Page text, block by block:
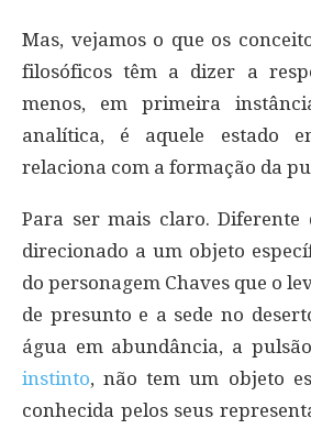
Mas, vejamos o que os
filosóficos têm a dizer a
menos, em primeira
analítica, é aquele estado
relaciona com a formação da
Para ser mais claro. Diferente
direcionado a um objeto
do personagem Chaves que o
de presunto e a sede no
água em abundância, a
instinto, não tem um objeto
conhecida pelos seus